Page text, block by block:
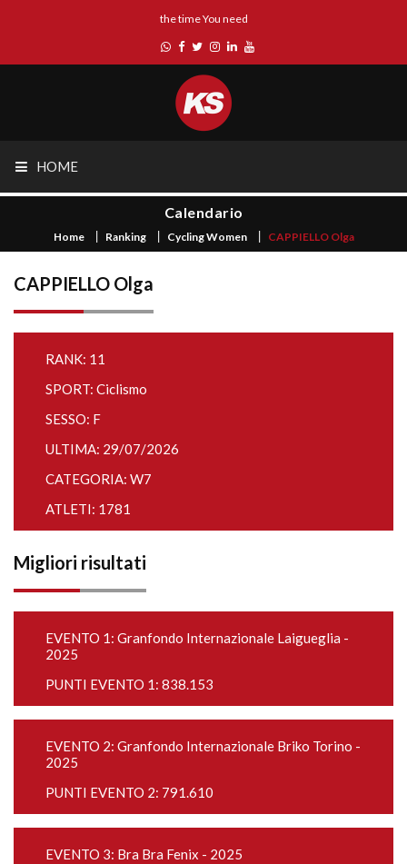
the time You need
HOME
Calendario
Home Ranking Cycling Women CAPPIELLO Olga
CAPPIELLO Olga
RANK: 11
SPORT: Ciclismo
SESSO: F
ULTIMA: 29/07/2026
CATEGORIA: W7
ATLETI: 1781
Migliori risultati
EVENTO 1: Granfondo Internazionale Laigueglia -
2025
PUNTI EVENTO 1: 838.153
EVENTO 2: Granfondo Internazionale Briko Torino -
2025
PUNTI EVENTO 2: 791.610
EVENTO 3: Bra Bra Fenix - 2025